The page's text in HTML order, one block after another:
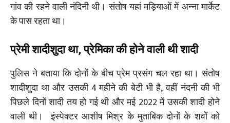
गांव की रहने वाली नंदिनी थी। संतोष यहां मड़ियाओं में अन्ना मार्केट
के पास रहता था।
प्रेमी शादीशुदा था, प्रेमिका की होने वाली थी शादी
पुलिस ने बताया कि दोनों के बीच प्रेम प्रसंग चल रहा था। संतोष
शादीशुदा था और उसकी 4 महीने की बेटी भी है, वहीं नंदनी की भी
पिछले दिनों शादी तय हो गई थी और मई 2022 में उसकी शादी होने
वाली थी। इंस्पेक्टर आशीष मिश्र के मुताबिक दोनों के शवों को